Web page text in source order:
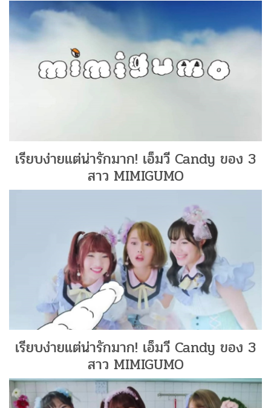
เรียบง่ายแต่น่ารักมาก! เอ็มวี Candy ของ 3
สาว MIMIGUMO
เรียบง่ายแต่น่ารักมาก! เอ็มวี Candy ของ 3
สาว MIMIGUMO